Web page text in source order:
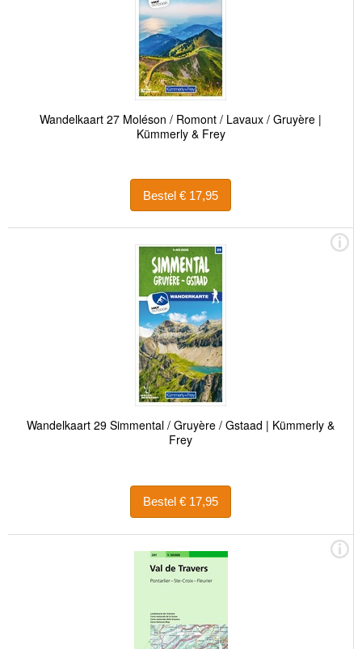
Wandelkaart 27 Moléson / Romont / Lavaux / Gruyère |
Kümmerly & Frey
Bestel € 17,95
Wandelkaart 29 Simmental / Gruyère / Gstaad | Kümmerly &
Frey
Bestel € 17,95